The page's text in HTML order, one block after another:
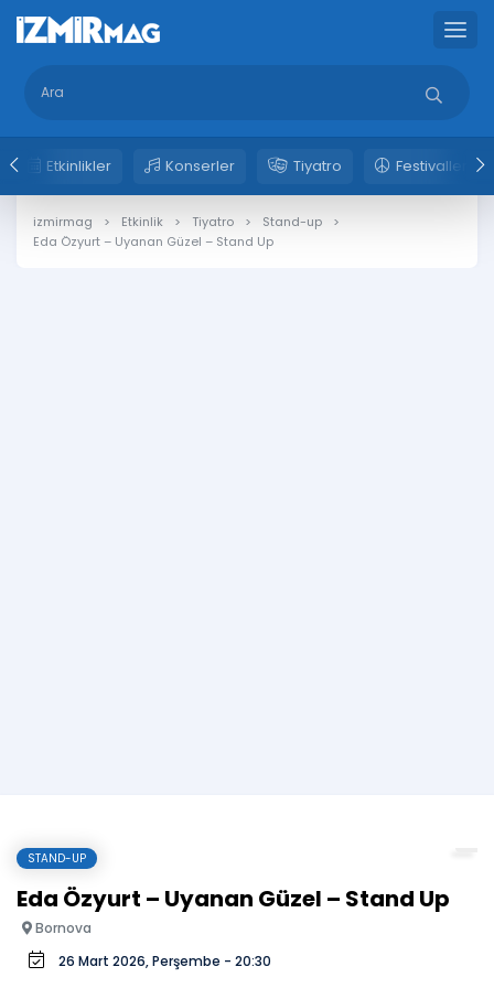
Etkinlikler Konserler Tiyatro Festivaller
izmirmag Etkinlik Tiyatro
Stand-up
Eda Özyurt – Uyanan Güzel – Stand Up
STAND-UP
Eda Özyurt – Uyanan Güzel – Stand Up
Bornova
26 Mart 2026, Perşembe - 20:30